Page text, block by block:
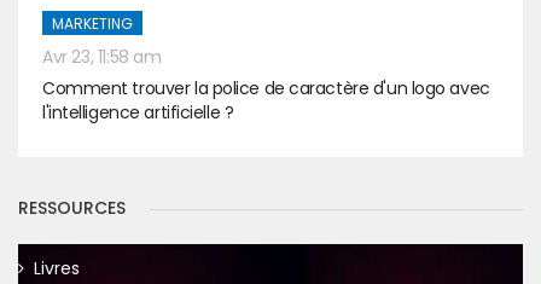
MARKETING
Avr 23, 11:58 am
Comment trouver la police de caractère d'un logo avec
l'intelligence artificielle ?
RESSOURCES
Livres